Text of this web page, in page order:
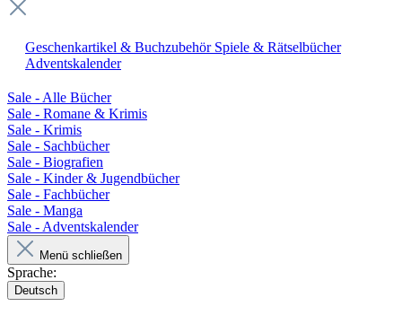
Geschenkartikel & Buchzubehör Spiele & Rätselbücher
Adventskalender
Sale - Alle Bücher
Sale - Romane & Krimis
Sale - Krimis
Sale - Sachbücher
Sale - Biografien
Sale - Kinder & Jugendbücher
Sale - Fachbücher
Sale - Manga
Sale - Adventskalender
Menü schließen
Sprache:
Deutsch